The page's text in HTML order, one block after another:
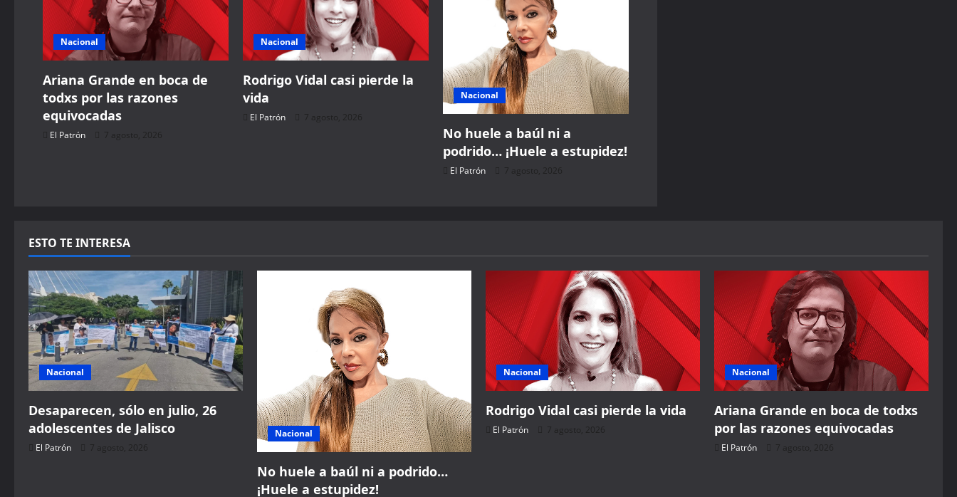
g
a
t
Nacional
Ariana Grande en boca de
todxs por las razones
equivocadas
El Patrón 7 agosto, 2026
Nacional
Rodrigo Vidal casi pierde la
vida
El Patrón 7 agosto, 2026
Nacional
No huele a baúl ni a
podrido… ¡Huele a estupidez!
El Patrón 7 agosto, 2026
ESTO TE INTERESA
Nacional
Desaparecen, sólo en julio, 26
adolescentes de Jalisco
El Patrón 7 agosto, 2026
Nacional
No huele a baúl ni a podrido…
¡Huele a estupidez!
Nacional
Rodrigo Vidal casi pierde la vida
El Patrón 7 agosto, 2026
Nacional
Ariana Grande en boca de todxs
por las razones equivocadas
El Patrón 7 agosto, 2026